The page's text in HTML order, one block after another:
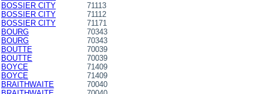
BOSSIER CITY
71113
BOSSIER CITY
71112
BOSSIER CITY
71171
BOURG
70343
BOURG
70343
BOUTTE
70039
BOUTTE
70039
BOYCE
71409
BOYCE
71409
BRAITHWAITE
70040